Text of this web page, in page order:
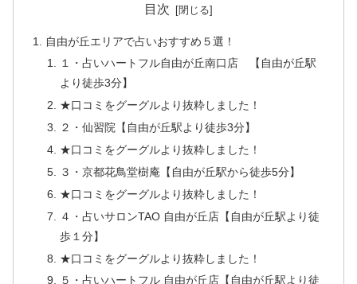
目次
自由が丘エリアで占いおすすめ５選！
１・占いハートフル自由が丘南口店 【自由が丘駅
より徒歩3分】
★口コミをグーグルより抜粋しました！
２・仙習院【自由が丘駅より徒歩3分】
★口コミをグーグルより抜粋しました！
３・京都花鳥堂樹庵【自由が丘駅から徒歩5分】
★口コミをグーグルより抜粋しました！
４・占いサロンTAO 自由が丘店【自由が丘駅より徒
歩１分】
★口コミをグーグルより抜粋しました！
５・占いハートフル 自由が丘店【自由が丘駅より徒